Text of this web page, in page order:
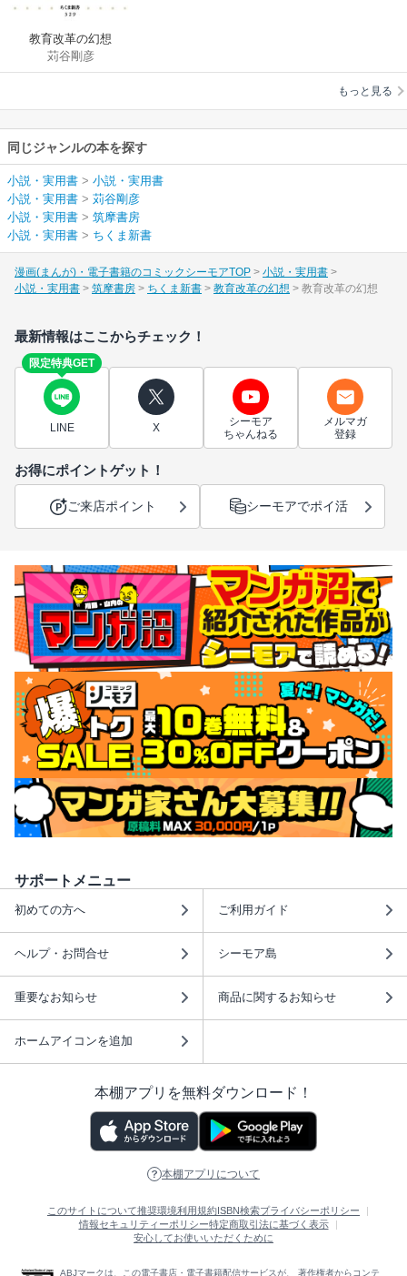
教育改革の幻想
苅谷剛彦
もっと見る
同じジャンルの本を探す
小説・実用書 > 小説・実用書
小説・実用書 > 苅谷剛彦
小説・実用書 > 筑摩書房
小説・実用書 > ちくま新書
漫画(まんが)・電子書籍のコミックシーモアTOP
小説・実用書
小説・実用書
筑摩書房 ちくま新書 教育改革の幻想 教育改革の幻想
最新情報はここからチェック！
限定特典GET
LINE X
シーモア
ちゃんねる
メルマガ
登録
お得にポイントゲット！
ご来店ポイント シーモアでポイ活
サポートメニュー
初めての方へ ご利用ガイド
ヘルプ・お問合せ シーモア島
重要なお知らせ 商品に関するお知らせ
ホームアイコンを追加
本棚アプリを無料ダウンロード！
本棚アプリについて
このサイトについて推奨環境利用規約ISBN検索プライバシーポリシー
情報セキュリティーポリシー特定商取引法に基づく表示
安心してお使いいただくために
ABJマークは、この電子書店・電子書籍配信サービスが、 著作権者からコンテ